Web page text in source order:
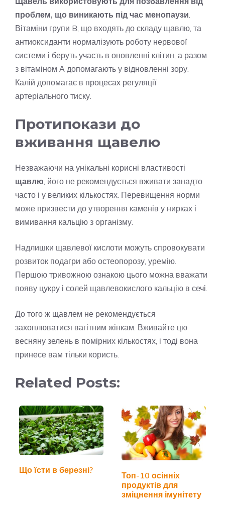
проблем, що виникають під час менопаузи.
Вітаміни групи B, що входять до складу щавлю, та
антиоксиданти нормалізують роботу нервової
системи і беруть участь в оновленні клітин, а разом
з вітаміном А допомагають у відновленні зору.
Калій допомагає в процесах регуляції
артеріального тиску.
Протипокази до
вживання щавелю
Незважаючи на унікальні корисні властивості
щавлю, його не рекомендується вживати занадто
часто і у великих кількостях. Перевищення норми
може призвести до утворення каменів у нирках і
вимивання кальцію з організму.
Надлишки щавлевої кислоти можуть спровокувати
розвиток подагри або остеопорозу, уремію.
Першою тривожною ознакою цього можна вважати
появу цукру і солей щавлевокислого кальцію в сечі.
До того ж щавлем не рекомендується
захоплюватися вагітним жінкам. Вживайте цю
весняну зелень в помірних кількостях, і тоді вона
принесе вам тільки користь.
Related Posts:
Що їсти в березні?
Топ-10 осінніх
продуктів для
зміцнення імунітету